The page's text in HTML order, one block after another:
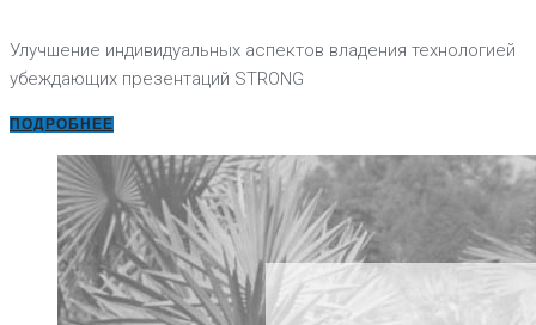
Улучшение индивидуальных аспектов владения технологией
убеждающих презентаций STRONG
ПОДРОБНЕЕ